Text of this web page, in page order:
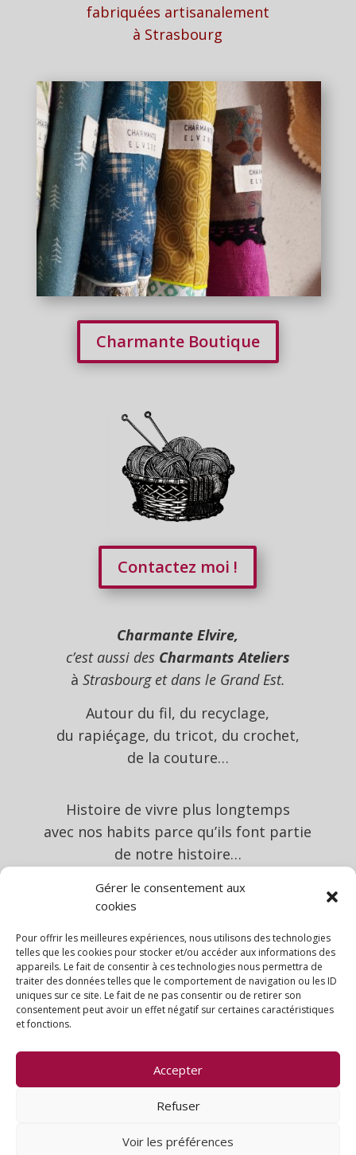
Gérer le consentement aux
cookies
Pour offrir les meilleures expériences, nous utilisons des technologies
telles que les cookies pour stocker et/ou accéder aux informations des
appareils. Le fait de consentir à ces technologies nous permettra de
traiter des données telles que le comportement de navigation ou les ID
uniques sur ce site. Le fait de ne pas consentir ou de retirer son
consentement peut avoir un effet négatif sur certaines caractéristiques
et fonctions.
Accepter
Refuser
Voir les préférences
fabriquées artisanalement
à Strasbourg
Charmante Boutique
Contactez moi !
Charmante Elvire,
c’est aussi des Charmants Ateliers
à Strasbourg et dans le Grand Est.
Autour du fil, du recyclage,
du rapiéçage, du tricot, du crochet,
de la couture…
Histoire de vivre plus longtemps
avec nos habits parce qu’ils font partie
de notre histoire…

Politique de cookies (UE)
Conditions générales